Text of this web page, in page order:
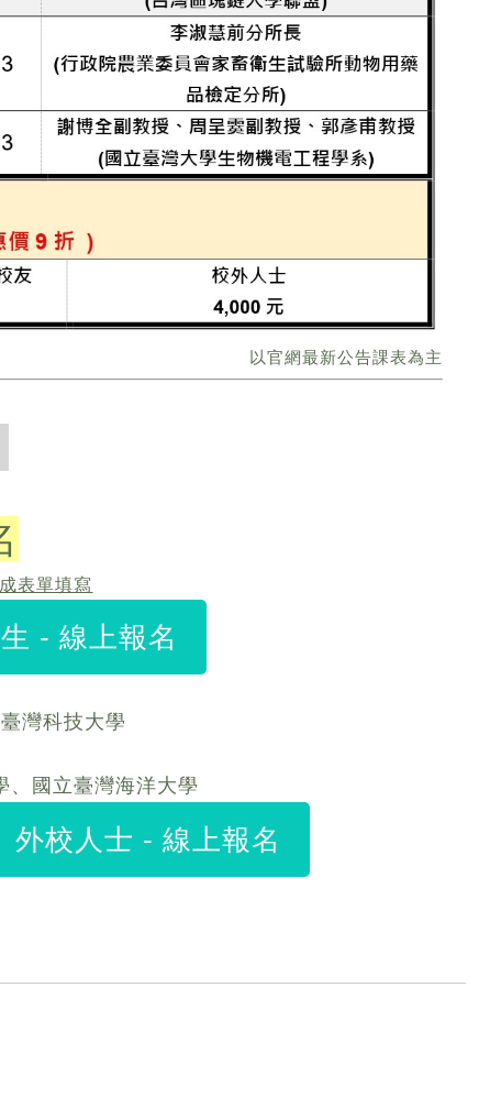
以官網最新公告課表為主
表單填寫
- 線上報名
灣科技大學
、國立臺灣海洋大學
外校人士 - 線上報名